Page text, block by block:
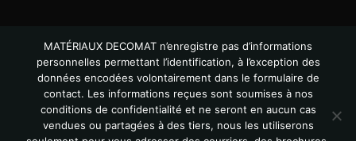
© All Copyright 2024
MATÉRIAUX DECOMAT n’enregistre pas d’informations
personnelles permettant l’identification, à l’exception des
données encodées volontairement dans le formulaire de
contact. Les informations reçues sont soumises à nos
conditions de confidentialité et ne seront en aucun cas
vendues ou partagées à des tiers, nous les utiliserons